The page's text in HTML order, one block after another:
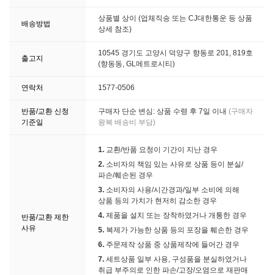
배송방법
상품별 상이 (업체직송 또는 CJ대한통운 등 상품
상세 참조)
출고지
10545 경기도 고양시 덕양구 향동로 201, 819호
(향동동, GL메트로시티)
연락처 1577-0506
반품/교환 신청
기준일
구매자 단순 변심: 상품 수령 후 7일 이내 (구매자
왕복 배송비 부담)
반품/교환 제한
사유
1. 교환/반품 요청이 기간이 지난 경우
2. 소비자의 책임 있는 사유로 상품 등이 분실/
파손/훼손된 경우
3. 소비자의 사용/시간경과/일부 소비에 의해
상품 등의 가치가 현저히 감소한 경우
4. 제품을 설치 또는 장착하였거나 개통한 경우
5. 복제가 가능한 상품 등의 포장을 훼손한 경우
6. 주문제작 상품 중 상품제작에 들어간 경우
7. 세트상품 일부 사용, 구성품을 분실하였거나
취급 부주의로 인한 파손/고장/오염으로 재판매